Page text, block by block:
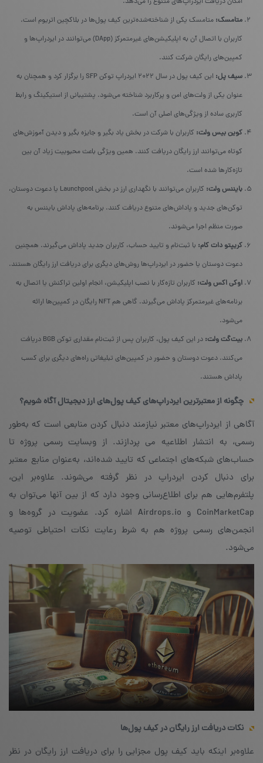
متامسک: متامسک یکی از شناخته‌شده‌ترین کیف پول‌ها در بلاکچین اتریوم است.
کاربران با اتصال آن به اپلیکیشن‌های غیرمتمرکز (DApp) می‌توانند در ایردراپ‌ها و
کمپین‌های رایگان شرکت کنند.
سیف پل:
این کیف پول در سال ۲۰۲۲ ایردراپ توکن SFP را برگزار کرد و همچنان به
عنوان یکی از ولت‌های امن و پرکاربرد شناخته می‌شود. پشتیبانی از استیکینگ و رابط
کاربری ساده از ویژگی‌های اصلی آن است.
کوین بیس ولت: کاربران با شرکت در بخش یاد بگیر و جایزه بگیر و دیدن آموزش‌های
کوتاه می‌توانند ارز رایگان دریافت کنند. همین ویژگی باعث محبوبیت زیاد آن بین
تازه‌کارها شده است.
بایننس ولت:
کاربران می‌توانند با نگهداری ارز در بخش Launchpool یا دعوت دوستان،
توکن‌های جدید و پاداش‌های متنوع دریافت کنند. برنامه‌های پاداش بایننس به
صورت منظم اجرا می‌شوند.
کریپتو دات کام: با ثبت‌نام و تایید حساب، کاربران جدید پاداش می‌گیرند. همچنین
دعوت دوستان یا حضور در ایردراپ‌ها روش‌های دیگری برای دریافت ارز رایگان هستند.
اوکی اکس ولت: کاربران تازه‌کار با نصب اپلیکیشن، انجام اولین تراکنش یا اتصال به
برنامه‌های غیرمتمرکز پاداش می‌گیرند. گاهی هم NFT رایگان در کمپین‌ها ارائه
می‌شود.
بیت‌گت ولت:
در این کیف پول، کاربران پس از ثبت‌نام مقداری توکن BGB دریافت
می‌کنند. دعوت دوستان و حضور در کمپین‌های تبلیغاتی راه‌های دیگری برای کسب
پاداش هستند.
چگونه از معتبرترین ایردراپ‌های کیف پول‌های ارز دیجیتال آگاه شویم؟
آگاهی از ایردراپ‌های معتبر نیازمند دنبال کردن منابعی است که به‌طور
رسمی، به انتشار اطلاعیه می پردازند. از وبسایت رسمی پروژه تا
حساب‌های شبکه‌های اجتماعی که تایید شده‌اند، به‌عنوان منابع معتبر
برای دنبال کردن ایردراپ در نظر گرفته می‌شوند. علاوه‌بر این،
پلتفرم‌هایی هم برای اطلاع‌رسانی وجود دارد که از بین آنها می‌توان به
CoinMarketCap و Airdrops.io اشاره کرد. عضویت در گروه‌ها و
انجمن‌های رسمی پروژه هم به شرط رعایت نکات احتیاطی توصیه
می‌شود.
نکات دریافت ارز رایگان در کیف پول‌ها
علاوه‌بر اینکه باید کیف پول مجزایی را برای دریافت ارز رایگان در نظر